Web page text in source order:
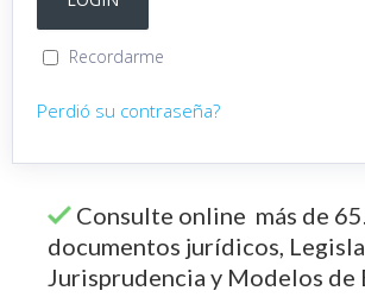
Recordarme
Perdió su contraseña?
Consulte online más de
documentos jurídicos,
Jurisprudencia y Modelos de